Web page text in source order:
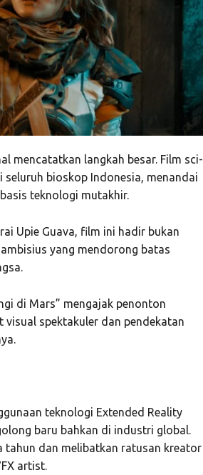
mencatatkan langkah besar. Film sci-
bioskop Indonesia, menandai
teknologi mutakhir.
Upie Guava, film ini hadir bukan
yang mendorong batas
di Mars” mengajak penonton
spektakuler dan pendekatan
teknologi Extended Reality
baru bahkan di industri global.
tahun dan melibatkan ratusan kreator
artist.